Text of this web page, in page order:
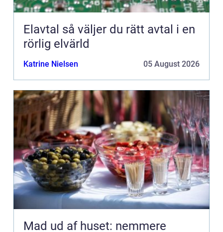
Elavtal så väljer du rätt avtal i en
rörlig elvärld
Katrine Nielsen 05 August 2026
Mad ud af huset: nemmere